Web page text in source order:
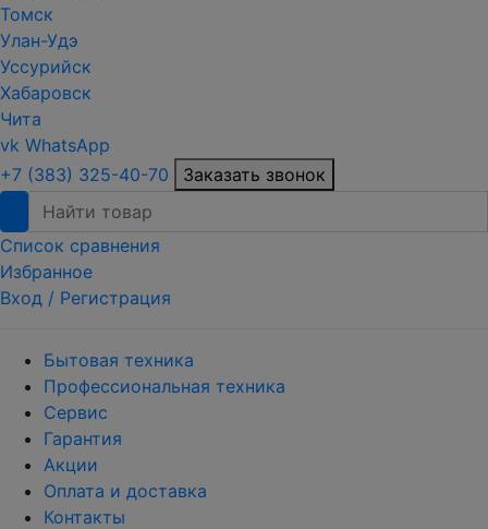
Томск
Улан-Удэ
Уссурийск
Хабаровск
Чита
vk WhatsApp
+7 (383) 325-40-70
Заказать звонок
Список сравнения
Избранное
Вход / Регистрация
Бытовая техника
Профессиональная техника
Сервис
Гарантия
Акции
Оплата и доставка
Контакты